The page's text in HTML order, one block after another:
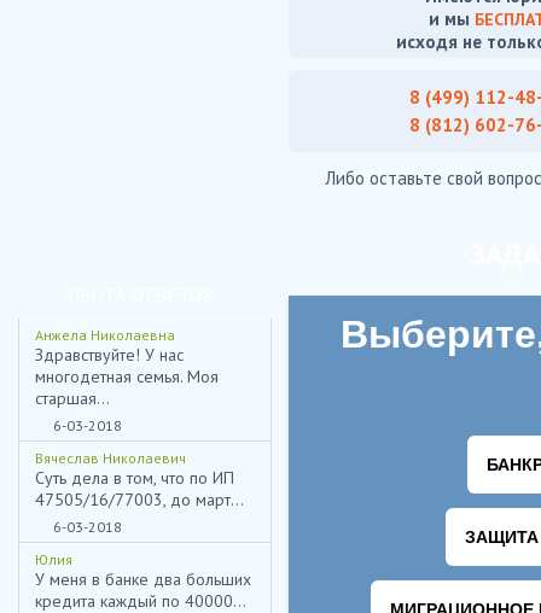
Анжела Николаевна
Здравствуйте! У нас
многодетная семья. Моя
старшая...
6-03-2018
Вячеслав Николаевич
Суть дела в том, что по ИП
47505/16/77003, до март...
6-03-2018
Юлия
У меня в банке два больших
кредита каждый по 40000...
и мы
исходя не
8 (499) 112-
8 (812) 602-
Либо оставьте свой